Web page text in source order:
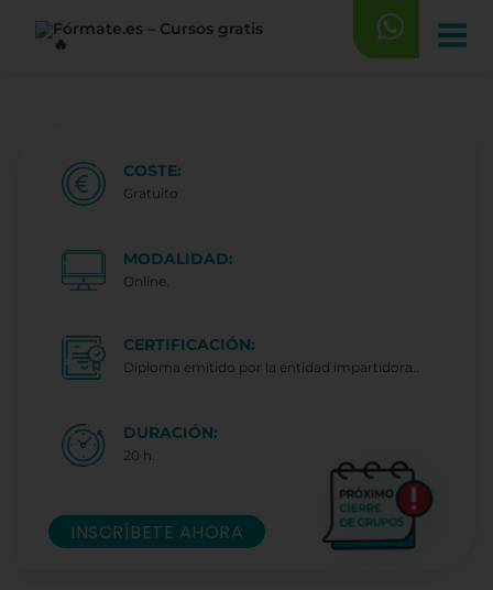
COSTE:
Gratuito
MODALIDAD:
Online.
CERTIFICACIÓN:
Diploma emitido por la entidad impartidora..
DURACIÓN:
20 h.
INSCRÍBETE AHORA